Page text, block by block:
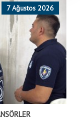
7 Ağustos 2026